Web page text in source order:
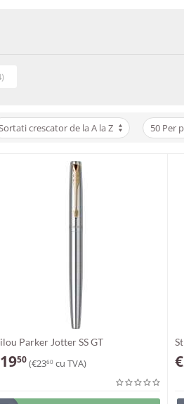
crescator de la A la Z 50 Per
Parker Jotter SS GT
1950(€2360 cu TVA) €